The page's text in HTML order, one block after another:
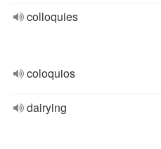
colloquies
coloquios
dairying